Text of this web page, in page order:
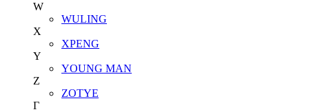
W
WULING
X
XPENG
Y
YOUNG MAN
Z
ZOTYE
Г